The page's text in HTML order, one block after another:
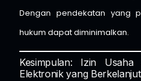
Dengan pendekatan yang
hukum dapat diminimalkan.
Kesimpulan: Izin Usaha
Elektronik yang